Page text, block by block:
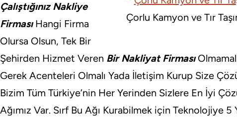
Çorlu Kamyon ve Tır
Çalıştığınız Nakliye
FirmasıHangi Firma
Olursa Olsun, Tek Bir
Şehirden Hizmet Veren Bir Nakliyat Firması
Gerek Acenteleri Olmalı Yada İletişim Kurup Size
Bizim Tüm Türkiye’nin Her Yerinden Sizlere En İyi
Ağımız Var. Sırf Bu Ağı Kurabilmek için Teknolojiye 5